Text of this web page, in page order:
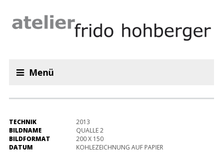
Menü
TECHNIK
2013
BILDNAME
QUALLE 2
BILDFORMAT
200 X 150
DATUM
KOHLEZEICHNUNG AUF PAPIER